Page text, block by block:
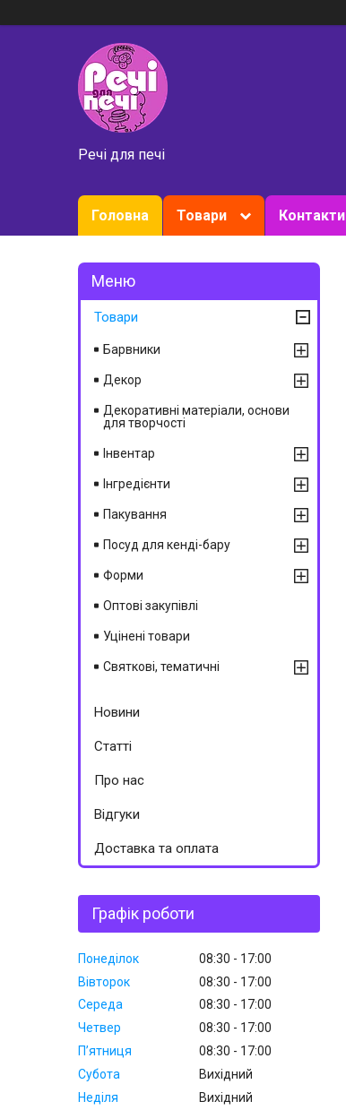
Речі для печі
Головна Товари Контакти
Товари
Барвники
Декор
Декоративні матеріали, основи
для творчості
Інвентар
Інгредієнти
Пакування
Посуд для кенді-бару
Форми
Оптові закупівлі
Уцінені товари
Святкові, тематичні
Новини
Статті
Про нас
Відгуки
Доставка та оплата
Графік роботи
Понеділок 08:30
17:00
Вівторок
08:30
17:00
Середа
08:30
17:00
Четвер
08:30
17:00
Пʼятниця
08:30
17:00
Субота
Вихідний
Неділя
Вихідний